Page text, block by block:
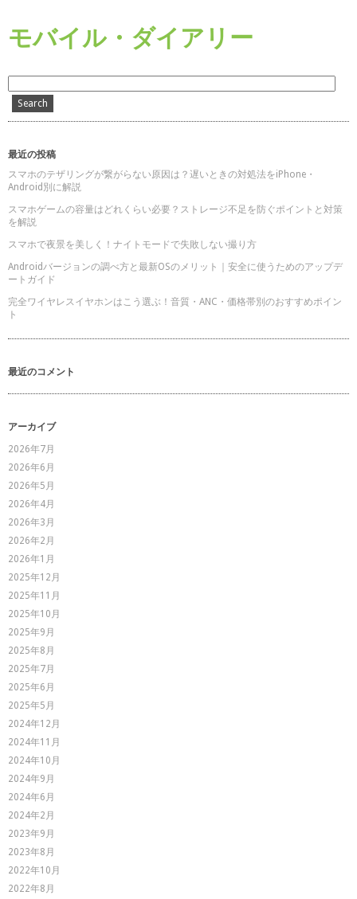
モバイル・ダイアリー
最近の投稿
スマホのテザリングが繋がらない原因は？遅いときの対処法をiPhone・
Android別に解説
スマホゲームの容量はどれくらい必要？ストレージ不足を防ぐポイントと対策
を解説
スマホで夜景を美しく！ナイトモードで失敗しない撮り方
Androidバージョンの調べ方と最新OSのメリット｜安全に使うためのアップデ
ートガイド
完全ワイヤレスイヤホンはこう選ぶ！音質・ANC・価格帯別のおすすめポイン
ト
最近のコメント
アーカイブ
2026年7月
2026年6月
2026年5月
2026年4月
2026年3月
2026年2月
2026年1月
2025年12月
2025年11月
2025年10月
2025年9月
2025年8月
2025年7月
2025年6月
2025年5月
2024年12月
2024年11月
2024年10月
2024年9月
2024年6月
2024年2月
2023年9月
2023年8月
2022年10月
2022年8月